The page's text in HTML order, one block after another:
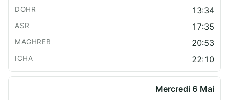
13:34
17:35
20:53
22:10
Mercredi 6 Mai